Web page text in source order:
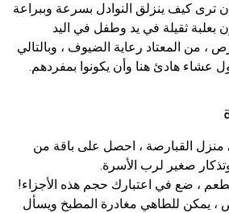
ترى كيف ينزلق النوادل بسرعة وببراعة
بعلبة ثقيلة في يد وطفل في اليد
، من المعتاد رعاية الضيوف ، وبالتالي
عشاء هادئ هنا وأن يكونوا بمفردهم.
منزل القبارصة ، احصل على باقة من
صغير لرب الأسرة.
، ضع في اعتبارك حجم هذه الأجزاء!
، يمكن للطاهي مغادرة المطبخ ويسأل